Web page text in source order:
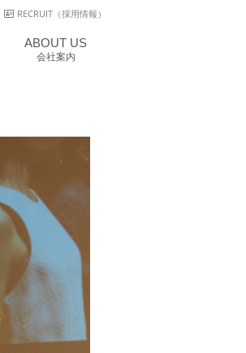
RECRUIT（採用情報）
ABOUT US
会社案内